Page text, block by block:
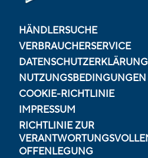
HÄNDLERSUCHE
VERBRAUCHERSERVICE
DATENSCHUTZERKLÄRUNG
NUTZUNGSBEDINGUNGEN
COOKIE-RICHTLINIE
IMPRESSUM
RICHTLINIE ZUR
OFFENLEGUNG